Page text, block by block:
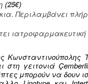
(25€)
Περιλαμβάνει
Κωνσταντινούπολης
στη γειτονιά
μπορούν να δουν